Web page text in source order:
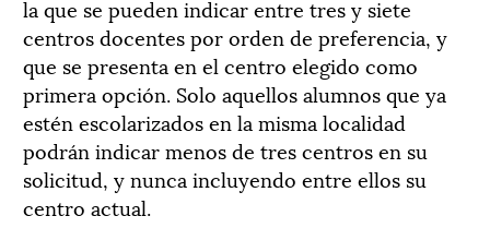
la que se pueden indicar entre tres y siete
centros docentes por orden de preferencia, y
que se presenta en el centro elegido como
primera opción. Solo aquellos alumnos que ya
estén escolarizados en la misma localidad
podrán indicar menos de tres centros en su
solicitud, y nunca incluyendo entre ellos su
centro actual.